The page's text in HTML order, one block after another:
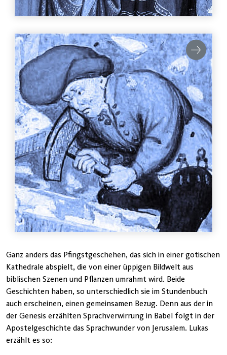
Ganz anders das Pfingstgeschehen, das sich in einer gotischen
Kathedrale abspielt, die von einer üppigen Bildwelt aus
biblischen Szenen und Pflanzen umrahmt wird. Beide
Geschichten haben, so unterschiedlich sie im Stundenbuch
auch erscheinen, einen gemeinsamen Bezug. Denn aus der in
der Genesis erzählten Sprachverwirrung in Babel folgt in der
Apostelgeschichte das Sprachwunder von Jerusalem. Lukas
erzählt es so: